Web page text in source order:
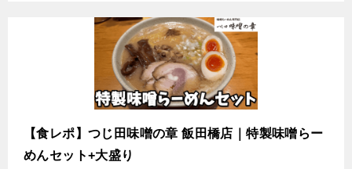
【食レポ】つじ田味噌の章 飯田橋店｜特製味噌らー
めんセット+大盛り